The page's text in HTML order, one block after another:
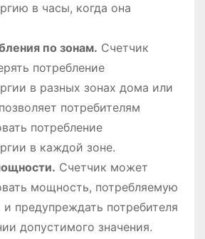
в часы, когда она
по зонам. Счетчик
потребление
в разных зонах дома или
потребителям
потребление
в каждой зоне.
Счетчик может
мощность, потребляемую
предупреждать потребителя
допустимого значения.